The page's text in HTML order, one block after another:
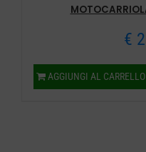
€
AGGIUNGI AL CARRELLO